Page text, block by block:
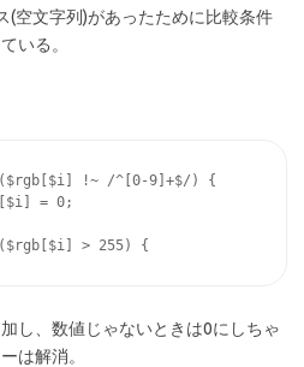
(空文字列)があったために比較条件
いる。
!~ /^[0-9]+$/) {
= 0;
し、数値じゃないときは0にしちゃ
は解消。